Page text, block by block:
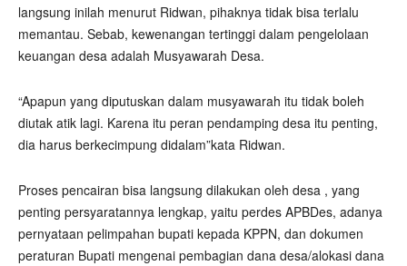
langsung inilah menurut Ridwan, pihaknya tidak bisa terlalu
memantau. Sebab, kewenangan tertinggi dalam pengelolaan
keuangan desa adalah Musyawarah Desa.
“Apapun yang diputuskan dalam musyawarah itu tidak boleh
diutak atik lagi. Karena itu peran pendamping desa itu penting,
dia harus berkecimpung didalam”kata Ridwan.
Proses pencairan bisa langsung dilakukan oleh desa , yang
penting persyaratannya lengkap, yaitu perdes APBDes, adanya
pernyataan pelimpahan bupati kepada KPPN, dan dokumen
peraturan Bupati mengenai pembagian dana desa/alokasi dana